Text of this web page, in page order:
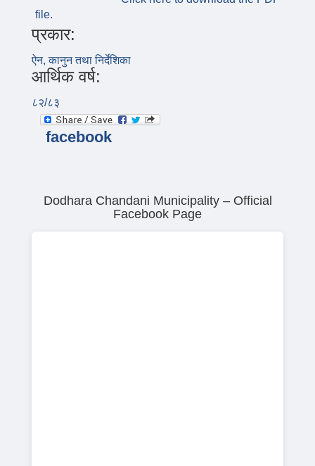
file.
प्रकार:
ऐन, कानुन तथा निर्देशिका
आर्थिक वर्ष:
८२/८३
facebook
Dodhara Chandani Municipality – Official
Facebook Page